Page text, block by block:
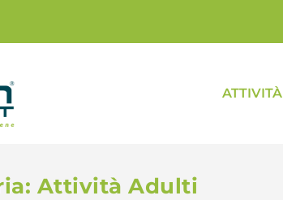
ATTIVITÀ
Attività Adulti